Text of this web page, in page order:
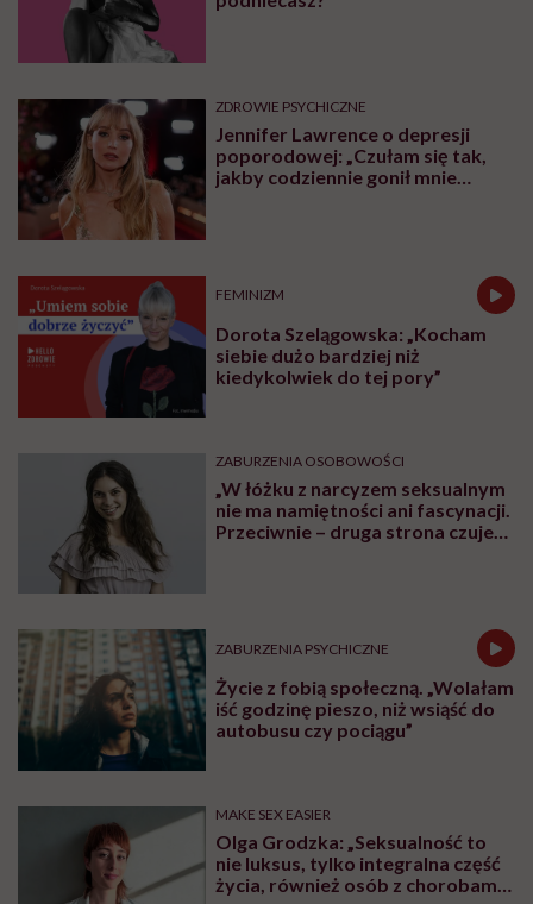
ZDROWIE PSYCHICZNE
Jennifer Lawrence o depresji
poporodowej: „Czułam się tak,
jakby codziennie gonił mnie
FEMINIZM
Dorota Szelągowska: „Kocham
siebie dużo bardziej niż
kiedykolwiek do tej pory”
ZABURZENIA OSOBOWOŚCI
„W łóżku z narcyzem seksualnym
nie ma namiętności ani fascynacji.
Przeciwnie – druga strona czuje
ZABURZENIA PSYCHICZNE
Życie z fobią społeczną. „Wolałam
iść godzinę pieszo, niż wsiąść do
autobusu czy pociągu”
MAKE SEX EASIER
Olga Grodzka: „Seksualność to
nie luksus, tylko integralna część
życia, również osób z chorobami